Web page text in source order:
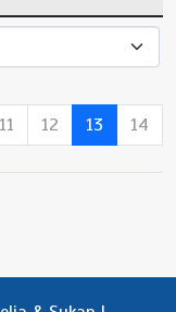
11 12 13 14